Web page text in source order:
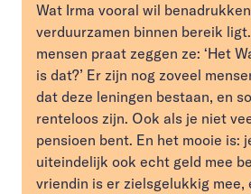
Wat Irma vooral wil
verduurzamen binnen bereik
mensen praat zeggen ze: ‘Het
is dat?’ Er zijn nog zoveel
dat deze leningen bestaan, en
renteloos zijn. Ook als je niet
pensioen bent. En het mooie is:
uiteindelijk ook echt geld mee
vriendin is er zielsgelukkig mee,